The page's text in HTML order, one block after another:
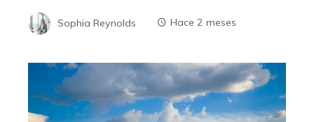
Sophia Reynolds Hace 2 meses